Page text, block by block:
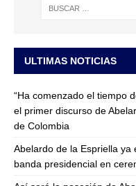
ULTIMAS NOTICIAS
“Ha comenzado el tiempo
el primer discurso de
de Colombia
Abelardo de la Espriella ya
banda presidencial en